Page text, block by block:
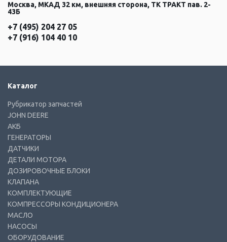
Москва, МКАД 32 км, внешняя сторона, ТК ТРАКТ пав. 2-
43Б
+7 (495) 204 27 05
+7 (916) 104 40 10
Каталог
Рубрикатор запчастей
JOHN DEERE
АКБ
ГЕНЕРАТОРЫ
ДАТЧИКИ
ДЕТАЛИ МОТОРА
ДОЗИРОВОЧНЫЕ БЛОКИ
КЛАПАНА
КОМПЛЕКТУЮЩИЕ
КОМПРЕССОРЫ КОНДИЦИОНЕРА
МАСЛО
НАСОСЫ
ОБОРУДОВАНИЕ